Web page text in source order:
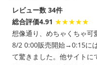
レビュー数 34件
総合評価4.91 ★★★★★
想像通り、めちゃくちゃ可
8/2 0:00販売開始→0:15に
て驚きました。他サイト